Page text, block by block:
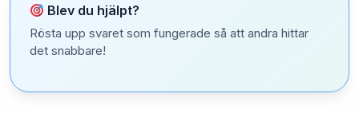
Blev du hjälpt?
Rösta upp svaret som fungerade så att andra hittar
det snabbare!